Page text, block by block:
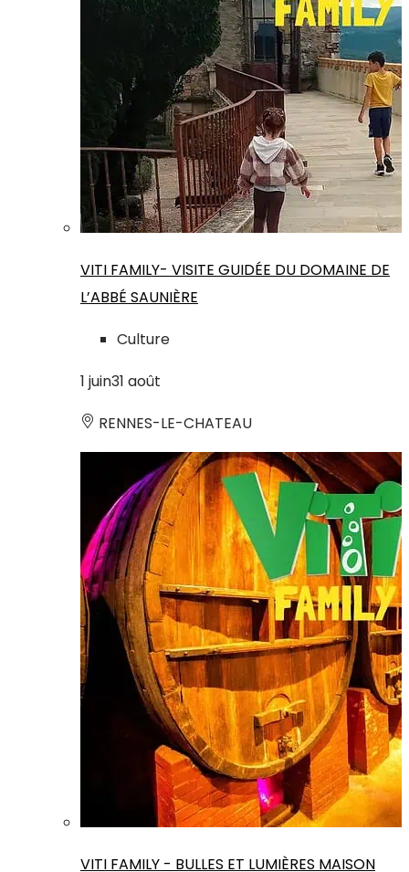
VITI FAMILY- VISITE GUIDÉE DU DOMAINE DE
L’ABBÉ SAUNIÈRE
Culture
1 juin31 août
RENNES-LE-CHATEAU
VITI FAMILY - BULLES ET LUMIÈRES MAISON